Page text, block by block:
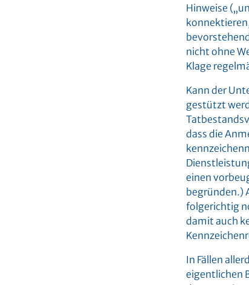
Hinweise
nicht ohne
Klage
Kann der
gestützt
dass die
einen
begründen.)
folgerichtig
damit auch
In Fällen
eigentlichen